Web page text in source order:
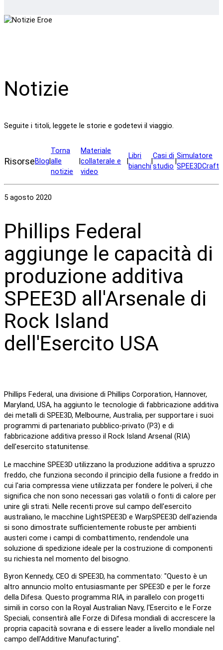
Notizie
Seguite i titoli, leggete le storie e godetevi il viaggio.
RisorseBlog
Torna
alle
notizie
|
Materiale
collaterale e
video
|
Libri
bianchi
|
Casi di
studio
|
Simulatore
SPEE3DCraft
5 agosto 2020
Phillips Federal
aggiunge le capacità di
produzione additiva
SPEE3D all'Arsenale di
Rock Island
dell'Esercito USA
Phillips Federal, una divisione di Phillips Corporation, Hannover,
Maryland, USA, ha aggiunto le tecnologie di fabbricazione additiva
dei metalli di SPEE3D, Melbourne, Australia, per supportare i suoi
programmi di partenariato pubblico-privato (P3) e di
fabbricazione additiva presso il Rock Island Arsenal (RIA)
dell'esercito statunitense.
Le macchine SPEE3D utilizzano la produzione additiva a spruzzo
freddo, che funziona secondo il principio della fusione a freddo in
cui l'aria compressa viene utilizzata per fondere le polveri, il che
significa che non sono necessari gas volatili o fonti di calore per
unire gli strati. Nelle recenti prove sul campo dell'esercito
australiano, le macchine LightSPEE3D e WarpSPEE3D dell'azienda
si sono dimostrate sufficientemente robuste per ambienti
austeri come i campi di combattimento, rendendole una
soluzione di spedizione ideale per la costruzione di componenti
su richiesta nel momento del bisogno.
Byron Kennedy, CEO di SPEE3D, ha commentato: "Questo è un
altro annuncio molto entusiasmante per SPEE3D e per le forze
della Difesa. Questo programma RIA, in parallelo con progetti
simili in corso con la Royal Australian Navy, l'Esercito e le Forze
Speciali, consentirà alle Forze di Difesa mondiali di accrescere la
propria capacità sovrana e di essere leader a livello mondiale nel
campo dell'Additive Manufacturing".